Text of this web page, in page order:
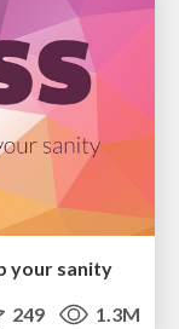
your sanity
249 1.3M